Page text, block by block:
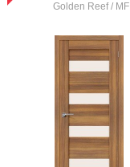
Golden Reef / MF